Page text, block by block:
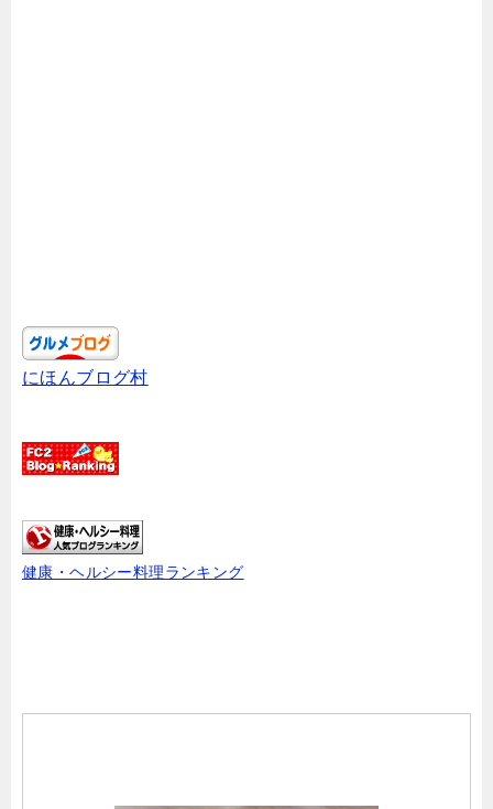
にほんブログ村
健康・ヘルシー料理ランキング